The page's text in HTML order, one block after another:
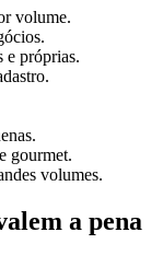
volume.
e próprias.
gourmet.
volumes.
a pena